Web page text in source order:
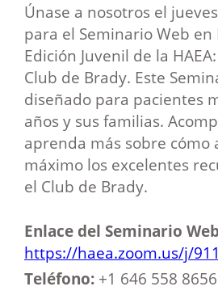
Únase a nosotros el
para el Seminario Web en
Edición Juvenil de la
Club de Brady. Este
diseñado para pacientes
años y sus familias.
aprenda más sobre cómo
máximo los excelentes
el Club de Brady.
Enlace del Seminario
https://haea.zoom.us/j/
Teléfono: +1 646 558